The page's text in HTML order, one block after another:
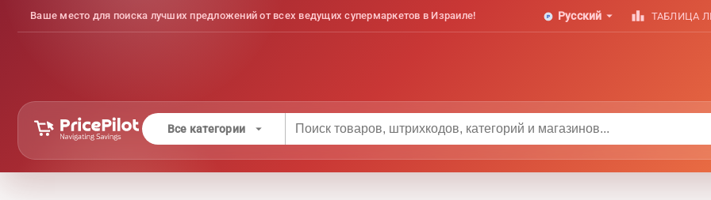
Ваше место для поиска лучших предложений от всех ведущих супермаркетов в Израиле! Русский arrow_drop_down leaderboard ТАБЛИЦА
Все категории arrow_drop_down